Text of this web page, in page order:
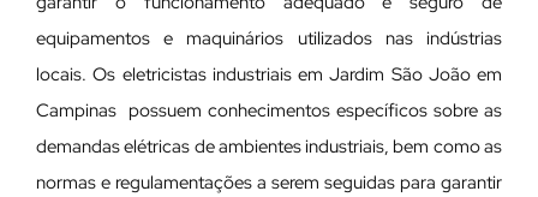
equipamentos e maquinários utilizados nas indústrias
locais. Os eletricistas industriais em Jardim São João em
Campinas possuem conhecimentos específicos sobre as
demandas elétricas de ambientes industriais, bem como as
normas e regulamentações a serem seguidas para garantir